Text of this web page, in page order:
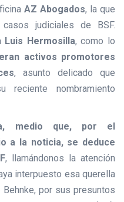
AZ Abogados, la que
judiciales de BSF.
Luis Hermosilla, como lo
eran activos promotores
, asunto delicado que
reciente nombramiento
medio que, por el
a la noticia, se deduce
, llamándonos la atención
interpuesto esa querella
por sus presuntos